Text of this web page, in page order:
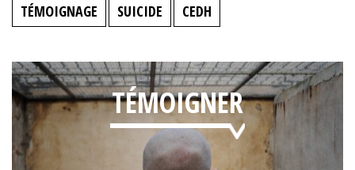
TÉMOIGNAGE
SUICIDE CEDH
TÉMOIGNER